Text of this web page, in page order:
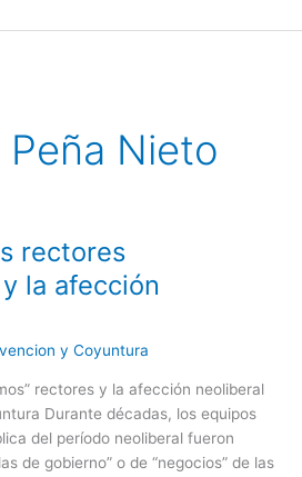
Peña Nieto
rectores
la afección
y Coyuntura
rectores y la afección neoliberal
Durante décadas, los equipos
del período neoliberal fueron
de gobierno” o de “negocios” de las